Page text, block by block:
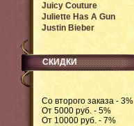
Juicy Couture
Juliette Has A Gun
Justin Bieber
СКИДКИ
Со второго заказа - 3%
От 5000 руб. - 5%
От 10000 руб. - 7%